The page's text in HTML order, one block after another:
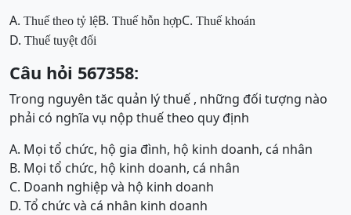
A. Thuế theo tỷ lệB. Thuế hỗn hợpC. Thuế khoán
D. Thuế tuyệt đối
Câu hỏi 567358:
Trong nguyên tăc quản lý thuế , những đối tượng nào
phải có nghĩa vụ nộp thuế theo quy định
A. Mọi tổ chức, hộ gia đình, hộ kinh doanh, cá nhân
B. Mọi tổ chức, hộ kinh doanh, cá nhân
C. Doanh nghiệp và hộ kinh doanh
D. Tổ chức và cá nhân kinh doanh